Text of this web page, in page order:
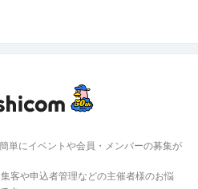
単にイベントや会員・メンバーの募集が
客や申込者管理などの主催者様のお悩